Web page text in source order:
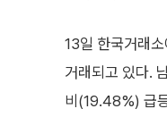
13일 한국거래
거래되고 있다.
비(19.48%) 급